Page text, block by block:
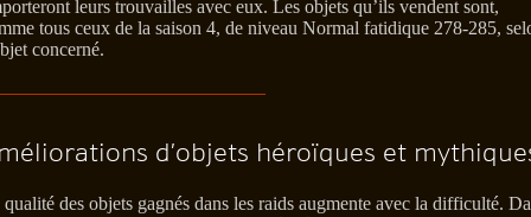
leurs trouvailles avec eux. Les objets qu’ils vendent sont,
tous ceux de la saison 4, de niveau Normal fatidique 278-285,
concerné.
d’objets héroïques et
des objets gagnés dans les raids augmente avec la difficulté.